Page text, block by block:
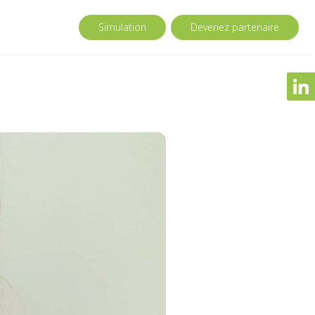
Simulation Devenez partenaire